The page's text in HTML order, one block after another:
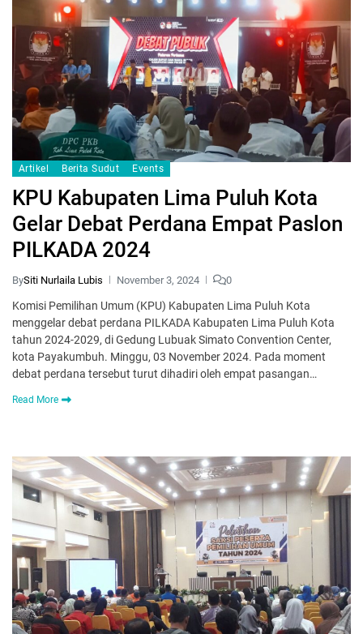
Artikel Berita Sudut Events
KPU Kabupaten Lima Puluh Kota
Gelar Debat Perdana Empat Paslon
PILKADA 2024
BySiti Nurlaila Lubis November 3, 2024 0
Komisi Pemilihan Umum (KPU) Kabupaten Lima Puluh Kota
menggelar debat perdana PILKADA Kabupaten Lima Puluh Kota
tahun 2024-2029, di Gedung Lubuak Simato Convention Center,
kota Payakumbuh. Minggu, 03 November 2024. Pada moment
debat perdana tersebut turut dihadiri oleh empat pasangan…
Read More